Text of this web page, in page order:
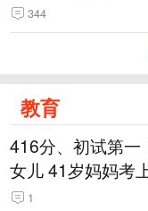
344
教育
416分、初试第一
女儿 41岁妈妈考
1